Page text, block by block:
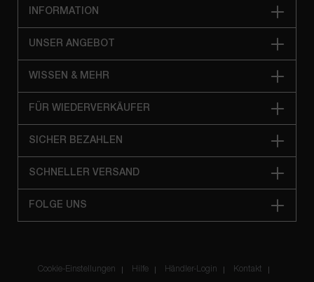
INFORMATION
UNSER ANGEBOT
WISSEN & MEHR
FÜR WIEDERVERKÄUFER
SICHER BEZAHLEN
SCHNELLER VERSAND
FOLGE UNS
Cookie-Einstellungen Hilfe Händler-Login Kontakt